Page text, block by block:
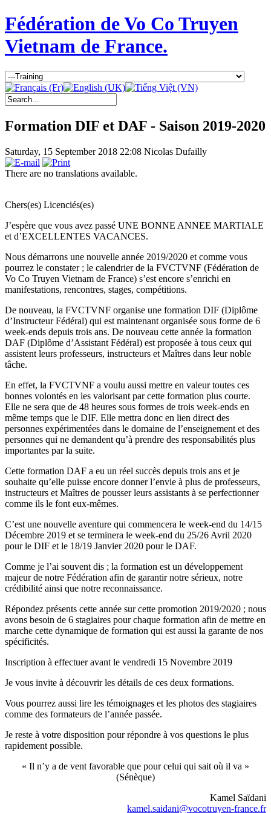
Fédération de Vo Co Truyen
Vietnam de France.
Formation DIF et DAF - Saison 2019-2020
Saturday, 15 September 2018 22:08 Nicolas Dufailly
There are no translations available.
Chers(es) Licenciés(es)
J’espère que vous avez passé UNE BONNE ANNEE MARTIALE
et d’EXCELLENTES VACANCES.
Nous démarrons une nouvelle année 2019/2020 et comme vous
pourrez le constater ; le calendrier de la FVCTVNF (Fédération de
Vo Co Truyen Vietnam de France) s’est encore s’enrichi en
manifestations, rencontres, stages, compétitions.
De nouveau, la FVCTVNF organise une formation DIF (Diplôme
d’Instructeur Fédéral) qui est maintenant organisée sous forme de 6
week-ends depuis trois ans. De nouveau cette année la formation
DAF (Diplôme d’Assistant Fédéral) est proposée à tous ceux qui
assistent leurs professeurs, instructeurs et Maîtres dans leur noble
tâche.
En effet, la FVCTVNF a voulu aussi mettre en valeur toutes ces
bonnes volontés en les valorisant par cette formation plus courte.
Elle ne sera que de 48 heures sous formes de trois week-ends en
même temps que le DIF. Elle mettra donc en lien direct des
personnes expérimentées dans le domaine de l’enseignement et des
personnes qui ne demandent qu’à prendre des responsabilités plus
importantes par la suite.
Cette formation DAF a eu un réel succès depuis trois ans et je
souhaite qu’elle puisse encore donner l’envie à plus de professeurs,
instructeurs et Maîtres de pousser leurs assistants à se perfectionner
comme ils le font eux-mêmes.
C’est une nouvelle aventure qui commencera le week-end du 14/15
Décembre 2019 et se terminera le week-end du 25/26 Avril 2020
pour le DIF et le 18/19 Janvier 2020 pour le DAF.
Comme je l’ai souvent dis ; la formation est un développement
majeur de notre Fédération afin de garantir notre sérieux, notre
crédibilité ainsi que notre reconnaissance.
Répondez présents cette année sur cette promotion 2019/2020 ; nous
avons besoin de 6 stagiaires pour chaque formation afin de mettre en
marche cette dynamique de formation qui est aussi la garante de nos
spécificités.
Inscription à effectuer avant le vendredi 15 Novembre 2019
Je vous invite à découvrir les détails de ces deux formations.
Vous pourrez aussi lire les témoignages et les photos des stagiaires
comme des formateurs de l’année passée.
Je reste à votre disposition pour répondre à vos questions le plus
rapidement possible.
« Il n’y a de vent favorable que pour celui qui sait où il va »
(Sénèque)
Kamel Saïdani
kamel.saidani@vocotruyen-france.fr